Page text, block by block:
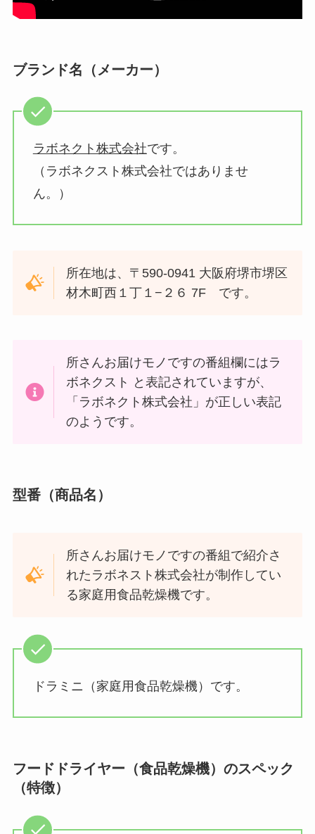
ブランド名（メーカー）
ラボネクト株式会社です。
（ラボネクスト株式会社ではありませ
ん。）
所在地は、〒590-0941 大阪府堺市堺区
材木町西１丁１−２６ 7F です。
所さんお届けモノですの番組欄にはラ
ボネクスト と表記されていますが、
「ラボネクト株式会社」が正しい表記
のようです。
型番（商品名）
所さんお届けモノですの番組で紹介さ
れたラボネスト株式会社が制作してい
る家庭用食品乾燥機です。
ドラミニ（家庭用食品乾燥機）です。
フードドライヤー（食品乾燥機）のスペック
（特徴）